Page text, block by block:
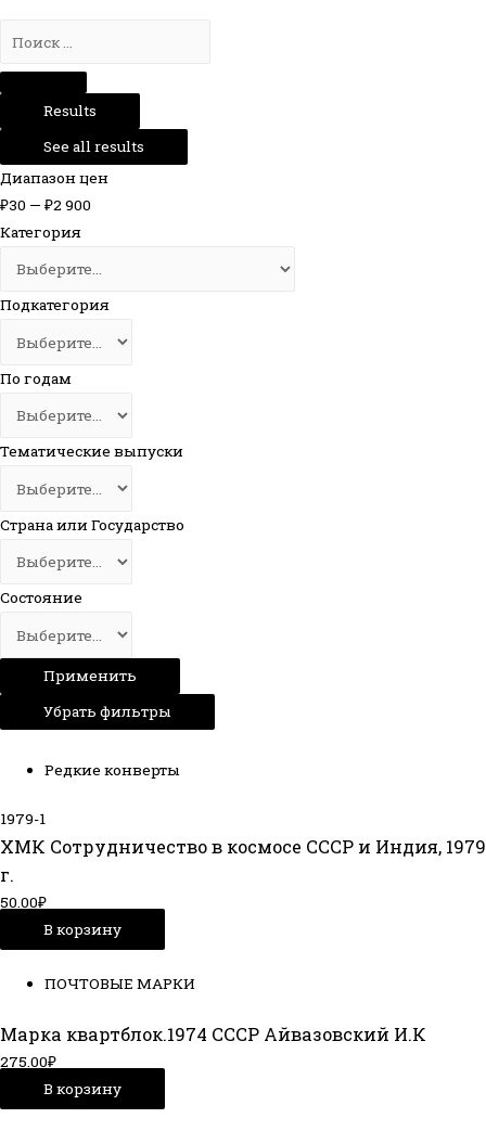
Results
See all results
Диапазон цен
₽30 — ₽2 900
Категория
Подкатегория
По годам
Тематические выпуски
Страна или Государство
Состояние
Применить
Убрать фильтры
Редкие конверты
1979-1
ХМК Сотрудничество в космосе СССР и Индия, 1979
г.
50.00₽
В корзину
ПОЧТОВЫЕ МАРКИ
Марка квартблок.1974 СССР Айвазовский И.К
275.00₽
В корзину